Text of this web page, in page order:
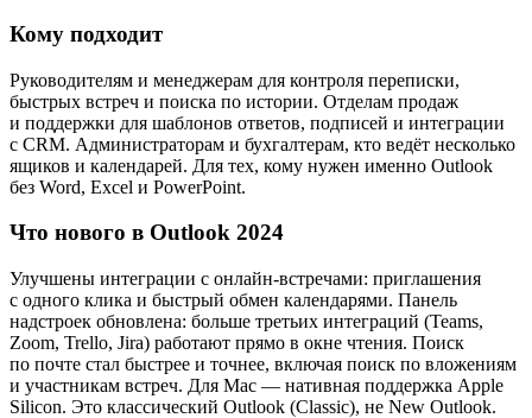
Кому подходит
Руководителям и менеджерам для контроля переписки,
быстрых встреч и поиска по истории. Отделам продаж
и поддержки для шаблонов ответов, подписей и интеграции
с CRM. Администраторам и бухгалтерам, кто ведёт несколько
ящиков и календарей. Для тех, кому нужен именно Outlook
без Word, Excel и PowerPoint.
Что нового в Outlook 2024
Улучшены интеграции с онлайн-встречами: приглашения
с одного клика и быстрый обмен календарями. Панель
надстроек обновлена: больше третьих интеграций (Teams,
Zoom, Trello, Jira) работают прямо в окне чтения. Поиск
по почте стал быстрее и точнее, включая поиск по вложениям
и участникам встреч. Для Mac — нативная поддержка Apple
Silicon. Это классический Outlook (Classic), не New Outlook.